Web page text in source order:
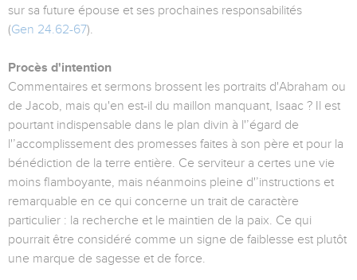
sur sa future épouse et ses prochaines responsabilités
(Gen 24.62-67).
Procès d'intention
Commentaires et sermons brossent les portraits d'Abraham ou
de Jacob, mais qu'en est-il du maillon manquant, Isaac ? Il est
pourtant indispensable dans le plan divin à l'’égard de
l'’accomplissement des promesses faites à son père et pour la
bénédiction de la terre entière. Ce serviteur a certes une vie
moins flamboyante, mais néanmoins pleine d'’instructions et
remarquable en ce qui concerne un trait de caractère
particulier : la recherche et le maintien de la paix. Ce qui
pourrait être considéré comme un signe de faiblesse est plutôt
une marque de sagesse et de force.